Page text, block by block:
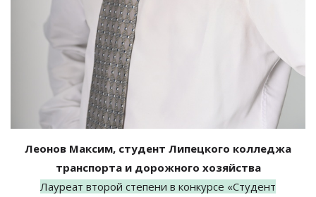
Леонов Максим, студент Липецкого колледжа
транспорта и дорожного хозяйства
Лауреат второй степени в конкурсе «Студент